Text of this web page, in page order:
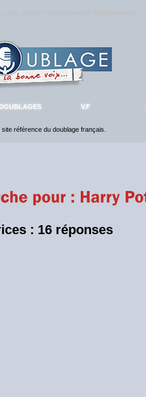
DOUBLAGES V.F
site référence du doublage français.
: 16 réponses